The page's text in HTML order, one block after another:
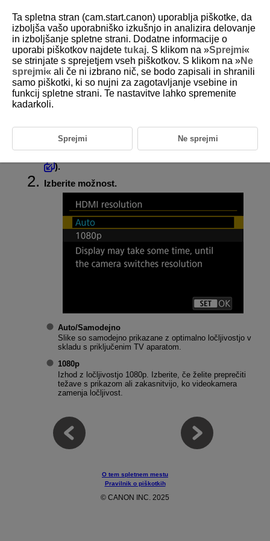
D250-092
Ločljivost HDMI
Nastavite izhodno ločljivost slike, ki je v uporabi, ko je videokamera
).
Izberite možnost.
Auto/Samodejno
Slike so samodejno prikazane z optimalno ločljivostjo v
skladu s priključenim TV aparatom.
1080p
Izhod z ločljivostjo 1080p. Izberite, če želite preprečiti
težave s prikazom ali zakasnitvijo, ko videokamera
zamenja ločljivost.
O tem spletnem mestu
Pravilnik o piškotkih
© CANON INC. 2025
Ta spletna stran (cam.start.canon) uporablja piškotke, da
izboljša vašo uporabniško izkušnjo in analizira delovanje
in izboljšanje spletne strani. Dodatne informacije o
uporabi piškotkov najdete tukaj. S klikom na »Sprejmi«
se strinjate s sprejetjem vseh piškotkov. S klikom na »Ne
sprejmi« ali če ni izbrano nič, se bodo zapisali in shranili
samo piškotki, ki so nujni za zagotavljanje vsebine in
funkcij spletne strani. Te nastavitve lahko spremenite
kadarkoli.
Sprejmi Ne sprejmi